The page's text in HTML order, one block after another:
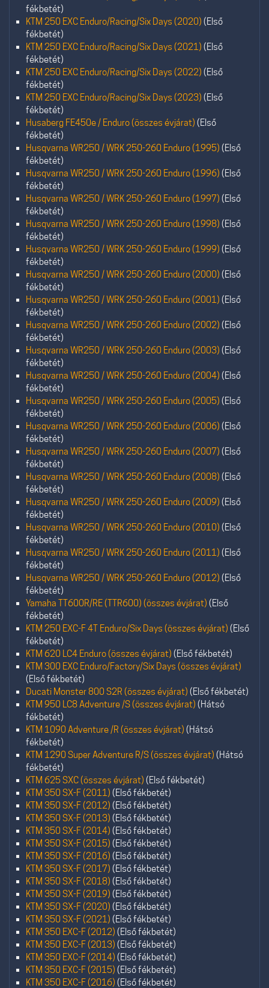
fékbetét)
KTM 250 EXC Enduro/Racing/Six Days (2020) (Első
fékbetét)
KTM 250 EXC Enduro/Racing/Six Days (2021) (Első
fékbetét)
KTM 250 EXC Enduro/Racing/Six Days (2022) (Első
fékbetét)
KTM 250 EXC Enduro/Racing/Six Days (2023) (Első
fékbetét)
Husaberg FE450e / Enduro (összes évjárat) (Első
fékbetét)
Husqvarna WR250 / WRK 250-260 Enduro (1995) (Első
fékbetét)
Husqvarna WR250 / WRK 250-260 Enduro (1996) (Első
fékbetét)
Husqvarna WR250 / WRK 250-260 Enduro (1997) (Első
fékbetét)
Husqvarna WR250 / WRK 250-260 Enduro (1998) (Első
fékbetét)
Husqvarna WR250 / WRK 250-260 Enduro (1999) (Első
fékbetét)
Husqvarna WR250 / WRK 250-260 Enduro (2000) (Első
fékbetét)
Husqvarna WR250 / WRK 250-260 Enduro (2001) (Első
fékbetét)
Husqvarna WR250 / WRK 250-260 Enduro (2002) (Első
fékbetét)
Husqvarna WR250 / WRK 250-260 Enduro (2003) (Első
fékbetét)
Husqvarna WR250 / WRK 250-260 Enduro (2004) (Első
fékbetét)
Husqvarna WR250 / WRK 250-260 Enduro (2005) (Első
fékbetét)
Husqvarna WR250 / WRK 250-260 Enduro (2006) (Első
fékbetét)
Husqvarna WR250 / WRK 250-260 Enduro (2007) (Első
fékbetét)
Husqvarna WR250 / WRK 250-260 Enduro (2008) (Első
fékbetét)
Husqvarna WR250 / WRK 250-260 Enduro (2009) (Első
fékbetét)
Husqvarna WR250 / WRK 250-260 Enduro (2010) (Első
fékbetét)
Husqvarna WR250 / WRK 250-260 Enduro (2011) (Első
fékbetét)
Husqvarna WR250 / WRK 250-260 Enduro (2012) (Első
fékbetét)
Yamaha TT600R/RE (TTR600) (összes évjárat) (Első
fékbetét)
KTM 250 EXC-F 4T Enduro/Six Days (összes évjárat) (Első
fékbetét)
KTM 620 LC4 Enduro (összes évjárat) (Első fékbetét)
KTM 300 EXC Enduro/Factory/Six Days (összes évjárat)
(Első fékbetét)
Ducati Monster 800 S2R (összes évjárat) (Első fékbetét)
KTM 950 LC8 Adventure /S (összes évjárat) (Hátsó
fékbetét)
KTM 1090 Adventure /R (összes évjárat) (Hátsó
fékbetét)
KTM 1290 Super Adventure R/S (összes évjárat) (Hátsó
fékbetét)
KTM 625 SXC (összes évjárat) (Első fékbetét)
KTM 350 SX-F (2011) (Első fékbetét)
KTM 350 SX-F (2012) (Első fékbetét)
KTM 350 SX-F (2013) (Első fékbetét)
KTM 350 SX-F (2014) (Első fékbetét)
KTM 350 SX-F (2015) (Első fékbetét)
KTM 350 SX-F (2016) (Első fékbetét)
KTM 350 SX-F (2017) (Első fékbetét)
KTM 350 SX-F (2018) (Első fékbetét)
KTM 350 SX-F (2019) (Első fékbetét)
KTM 350 SX-F (2020) (Első fékbetét)
KTM 350 SX-F (2021) (Első fékbetét)
KTM 350 EXC-F (2012) (Első fékbetét)
KTM 350 EXC-F (2013) (Első fékbetét)
KTM 350 EXC-F (2014) (Első fékbetét)
KTM 350 EXC-F (2015) (Első fékbetét)
KTM 350 EXC-F (2016) (Első fékbetét)